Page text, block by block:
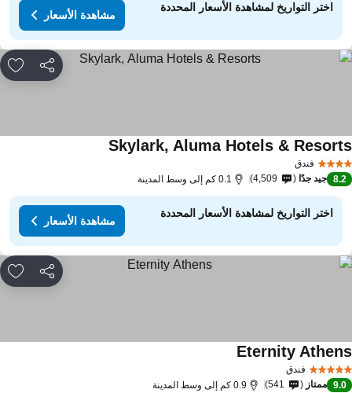
اختر التواريخ لمشاهدة الأسعار المحددة
مشاهدة الأسعار
مشاركة
فندق
Skylark, Aluma Hotels &مشاهدة الأسعار
8.2 جيد جدًا 4,509 0.1 كم إلى وسط المدينة
اختر التواريخ لمشاهدة الأسعار المحددة
مشاهدة الأسعار
مشاركة
فندق
Eternityمشاهدة الأسعار
9.0 ممتاز 541 0.9 كم إلى وسط المدينة